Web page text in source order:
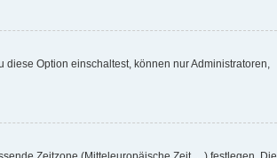
Option einschaltest, können nur Administratoren,